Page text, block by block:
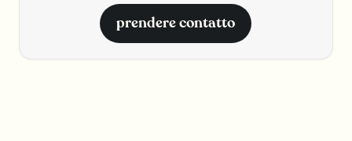
prendere contatto